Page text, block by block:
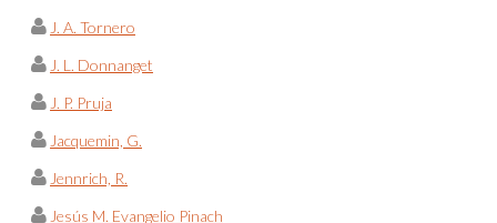
J. A. Tornero
J. L. Donnanget
J. P. Pruja
Jacquemin, G.
Jennrich, R.
Jesús M. Evangelio Pinach